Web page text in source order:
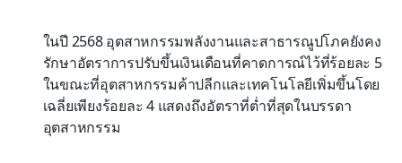
ในปี 2568 อุตสาหกรรมพลังงานและสาธารณูปโภคยังคง
รักษาอัตราการปรับขึ้นเงินเดือนที่คาดการณ์ไว้ที่ร้อยละ 5
ในขณะที่อุตสาหกรรมค้าปลีกและเทคโนโลยีเพิ่มขึ้นโดย
เฉลี่ยเพียงร้อยละ 4 แสดงถึงอัตราที่ต่ำที่สุดในบรรดา
อุตสาหกรรม